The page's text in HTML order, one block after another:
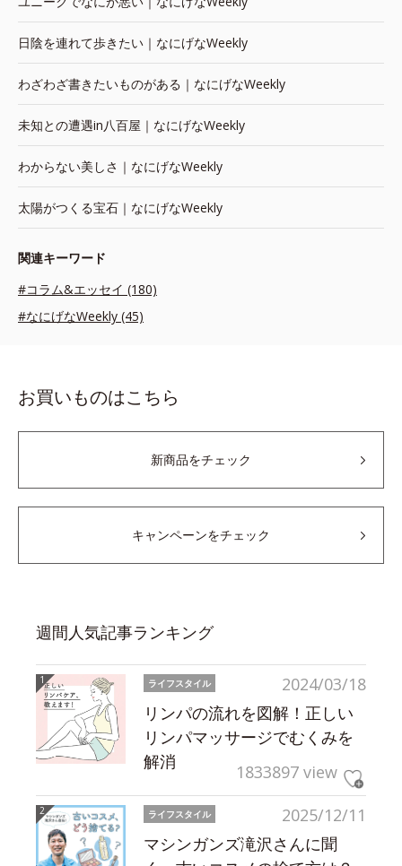
日陰を連れて歩きたい｜なにげなWeekly
わざわざ書きたいものがある｜なにげなWeekly
未知との遭遇in八百屋｜なにげなWeekly
わからない美しさ｜なにげなWeekly
太陽がつくる宝石｜なにげなWeekly
関連キーワード
#コラム&エッセイ (180)
#なにげなWeekly (45)
お買いものはこちら
新商品をチェック
キャンペーンをチェック
週間人気記事ランキング
2024/03/18
ライフスタイル
リンパの流れを図解！正しい
リンパマッサージでむくみを
解消
1833897 view
2025/12/11
ライフスタイル
マシンガンズ滝沢さんに聞